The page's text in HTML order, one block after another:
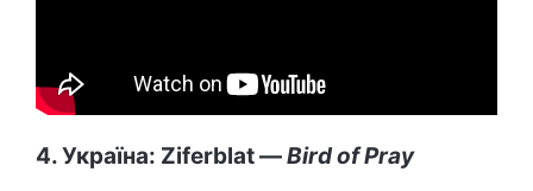
4. Україна: Ziferblat —Bird of Pray